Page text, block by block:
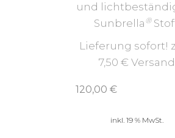
und
Sunbrella ®
Lieferung sofort!
7,50 € Versand
120,00 €
inkl. 19 % MwSt.